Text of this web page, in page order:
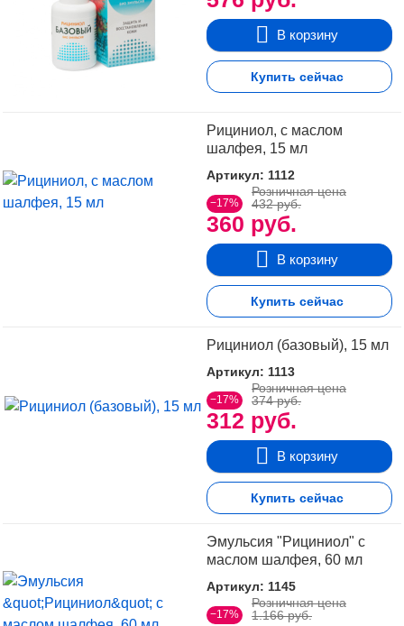
В корзину
Купить сейчас
Рициниол, с маслом
шалфея, 15 мл
Артикул: 1112
−17%
360 руб.
Розничная цена
432 руб.
В корзину
Купить сейчас
Рициниол (базовый), 15 мл
Артикул: 1113
−17%
312 руб.
Розничная цена
374 руб.
В корзину
Купить сейчас
Эмульсия "Рициниол" с
маслом шалфея, 60 мл
Артикул: 1145
−17%
Розничная цена
1.166 руб.